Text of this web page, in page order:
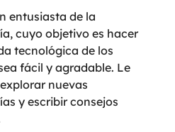
entusiasta de la
cuyo objetivo es hacer
tecnológica de los
fácil y agradable. Le
nuevas
y escribir consejos